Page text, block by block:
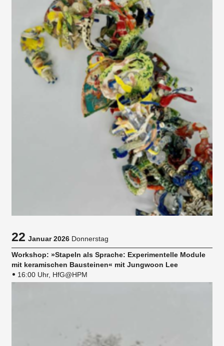
22Januar 2026 Donnerstag
Workshop: »Stapeln als Sprache: Experimentelle Module
mit keramischen Bausteinen« mit Jungwoon Lee
16:00 Uhr, HfG@HPM